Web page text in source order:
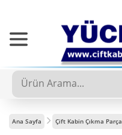
Ana Sayfa Çift Kabin Çıkma Parça